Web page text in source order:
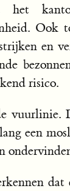
het
Ook
en
risico.
vuurlinie.
een
dat